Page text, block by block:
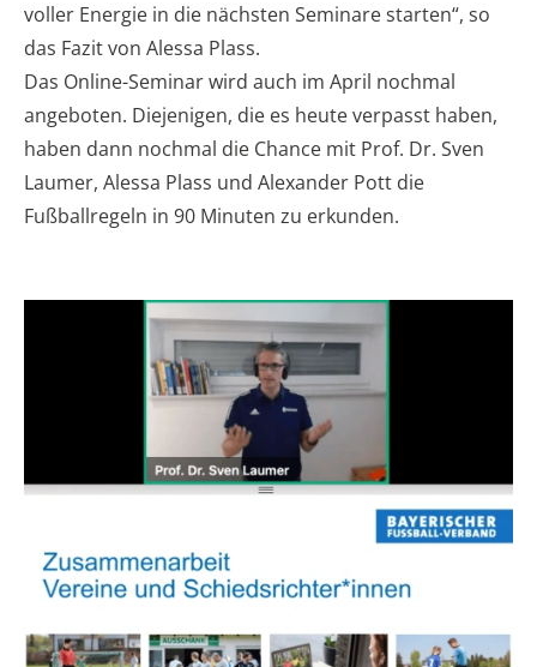
voller Energie in die nächsten Seminare starten“, so
das Fazit von Alessa Plass.
Das Online-Seminar wird auch im April nochmal
angeboten. Diejenigen, die es heute verpasst haben,
haben dann nochmal die Chance mit Prof. Dr. Sven
Laumer, Alessa Plass und Alexander Pott die
Fußballregeln in 90 Minuten zu erkunden.